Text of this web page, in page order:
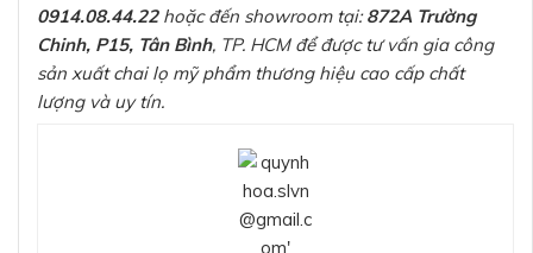
0914.08.44.22hoặc đến showroom tại:872A Trường
Chinh, P15, Tân Bình, TP. HCM để được tư vấn gia công
sản xuất chai lọ mỹ phẩm thương hiệu cao cấp chất
lượng và uy tín.